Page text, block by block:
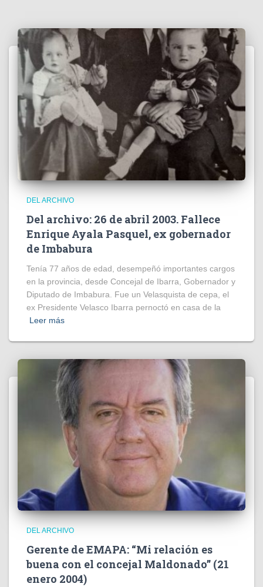
DEL ARCHIVO
Del archivo: 26 de abril 2003. Fallece
Enrique Ayala Pasquel, ex gobernador
de Imbabura
Tenía 77 años de edad, desempeñó importantes cargos
en la provincia, desde Concejal de Ibarra, Gobernador y
Diputado de Imbabura. Fue un Velasquista de cepa, el
ex Presidente Velasco Ibarra pernoctó en casa de la
Leer más
DEL ARCHIVO
Gerente de EMAPA: “Mi relación es
buena con el concejal Maldonado” (21
enero 2004)